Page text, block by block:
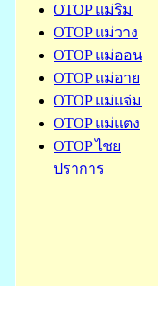
OTOP แม่ริม
OTOP แม่วาง
OTOP แม่ออน
OTOP แม่อาย
OTOP แม่แจ่ม
OTOP แม่แตง
OTOP ไชย
ปราการ